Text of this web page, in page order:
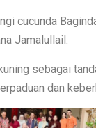
cucunda
Jamalullail.
sebagai
dan